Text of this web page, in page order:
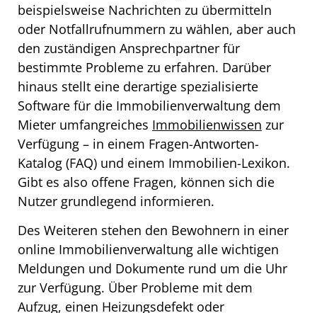
beispielsweise Nachrichten zu übermitteln
oder Notfallrufnummern zu wählen, aber auch
den zuständigen Ansprechpartner für
bestimmte Probleme zu erfahren. Darüber
hinaus stellt eine derartige spezialisierte
Software für die Immobilienverwaltung dem
Mieter umfangreiches Immobilienwissen zur
Verfügung – in einem Fragen-Antworten-
Katalog (FAQ) und einem Immobilien-Lexikon.
Gibt es also offene Fragen, können sich die
Nutzer grundlegend informieren.
Des Weiteren stehen den Bewohnern in einer
online Immobilienverwaltung alle wichtigen
Meldungen und Dokumente rund um die Uhr
zur Verfügung. Über Probleme mit dem
Aufzug, einen Heizungsdefekt oder